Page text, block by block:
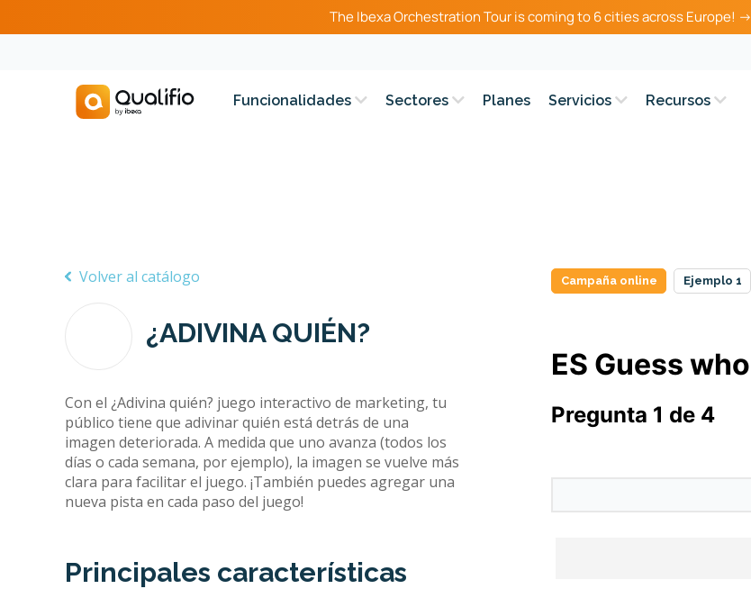
The Ibexa Orchestration Tour is coming to 6 cities across Europe! →
Funcionalidades Sectores Planes Servicios Recursos
Volver al catálogo
¿ADIVINA QUIÉN?
Con el ¿Adivina quién? juego interactivo de marketing, tu
público tiene que adivinar quién está detrás de una
imagen deteriorada. A medida que uno avanza (todos los
días o cada semana, por ejemplo), la imagen se vuelve más
clara para facilitar el juego. ¡También puedes agregar una
nueva pista en cada paso del juego!
Principales características
Campaña online Ejemplo 1